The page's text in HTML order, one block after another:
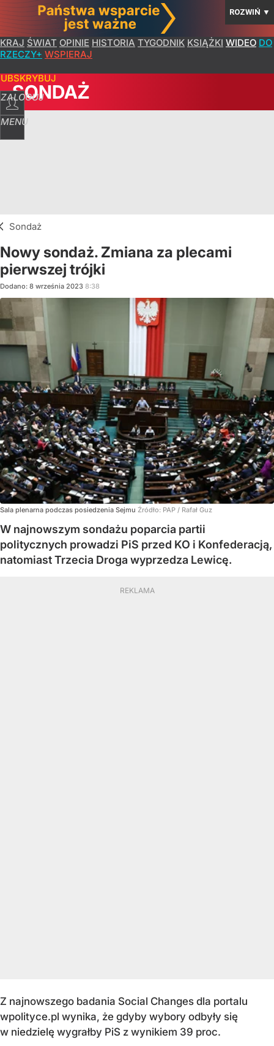
ROZWIŃ ▼
KRAJ ŚWIAT OPINIE HISTORIA TYGODNIK KSIĄŻKI WIDEO DO
RZECZY+ WSPIERAJ
ZALOGUJ
MENU
SONDAŻ
Sondaż
Nowy sondaż. Zmiana za plecami
pierwszej trójki
Dodano: 8 września 2023 8:38
Sala plenarna podczas posiedzenia Sejmu Źródło: PAP / Rafał Guz
W najnowszym sondażu poparcia partii
politycznych prowadzi PiS przed KO i Konfederacją,
natomiast Trzecia Droga wyprzedza Lewicę.
Z najnowszego badania Social Changes dla portalu
wpolityce.pl wynika, że gdyby wybory odbyły się
w niedzielę wygrałby PiS z wynikiem 39 proc.